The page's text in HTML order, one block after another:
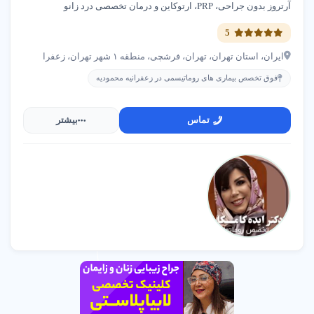
آرتروز بدون جراحی، PRP، ارتوکاین و درمان تخصصی درد زانو
ایران، استان تهران، تهران، فرشچی، منطقه ۱ شهر تهران، زعفرا
فوق تخصص بیماری های روماتیسمی در زعفرانیه محمودیه
تماس بیشتر